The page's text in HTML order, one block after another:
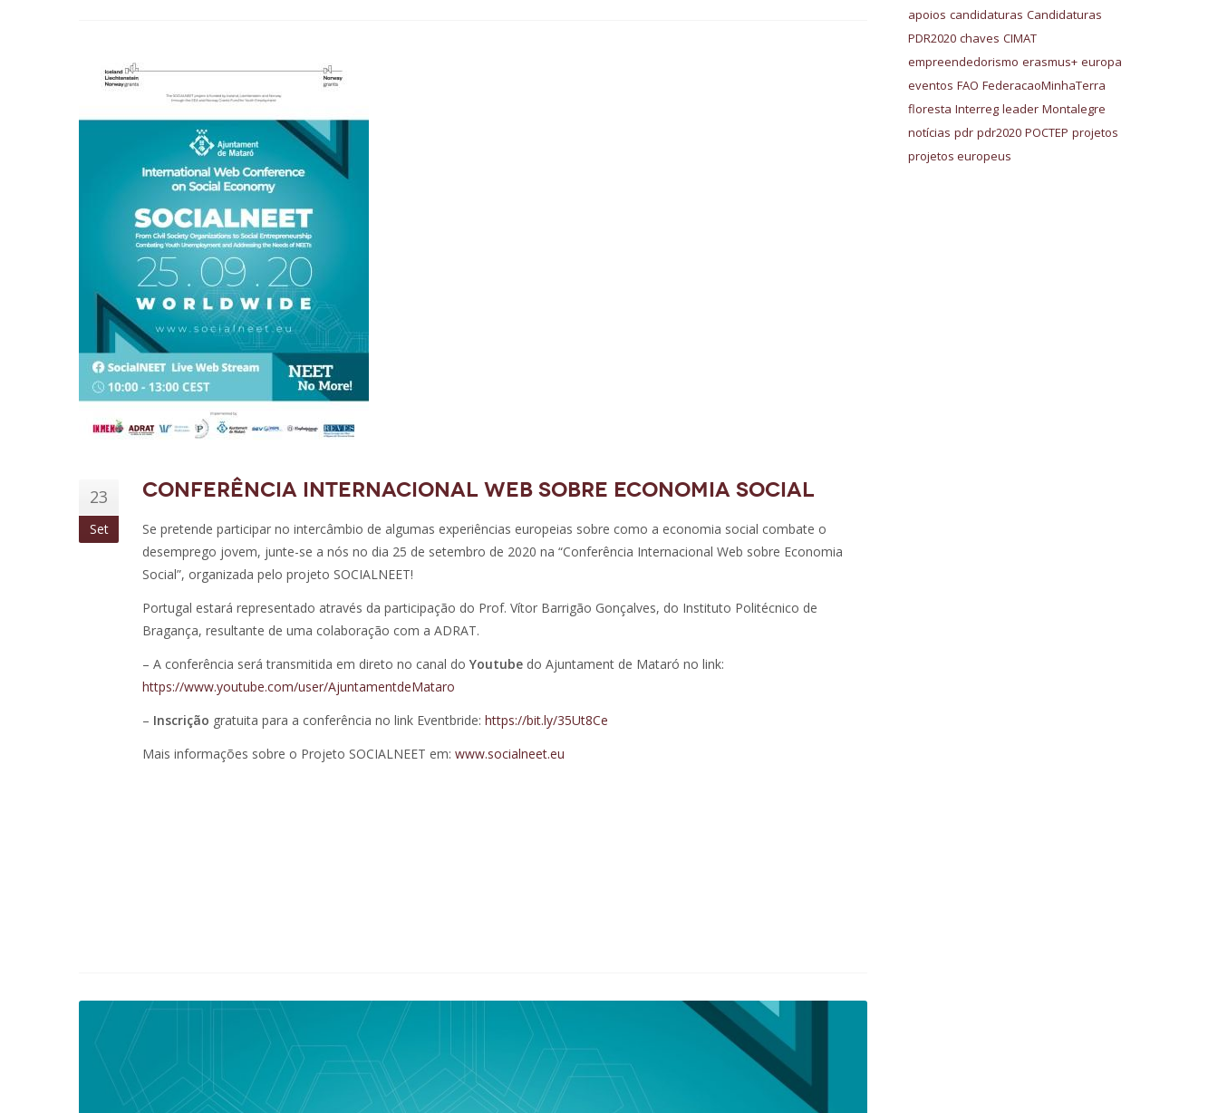
23
Set
Conferência Internacional Web sobre Economia Social
Se pretende participar no intercâmbio de algumas experiências europeias sobre como a economia social combate o
desemprego jovem, junte-se a nós no dia 25 de setembro de 2020 na “Conferência Internacional Web sobre Economia
Social”, organizada pelo projeto SOCIALNEET!
Portugal estará representado através da participação do Prof. Vítor Barrigão Gonçalves, do Instituto Politécnico de
Bragança, resultante de uma colaboração com a ADRAT.
– A conferência será transmitida em direto no canal do Youtube do Ajuntament de Mataró no link:
https://www.youtube.com/user/AjuntamentdeMataro
– Inscrição gratuita para a conferência no link Eventbride: https://bit.ly/35Ut8Ce
Mais informações sobre o Projeto SOCIALNEET em: www.socialneet.eu
apoios candidaturas Candidaturas
PDR2020 chaves CIMAT
empreendedorismo erasmus+ europa
eventos FAO FederacaoMinhaTerra
floresta Interreg leader Montalegre
notícias pdr pdr2020 POCTEP projetos
projetos europeus